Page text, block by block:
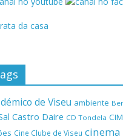
de Viseu ambiente
Castro Daire CD Tondela
Cine Clube de Viseu cinema